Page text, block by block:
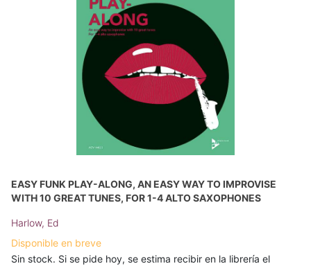
EASY FUNK PLAY-ALONG, AN EASY WAY TO IMPROVISE
WITH 10 GREAT TUNES, FOR 1-4 ALTO SAXOPHONES
Harlow, Ed
Disponible en breve
Sin stock. Si se pide hoy, se estima recibir en la librería el